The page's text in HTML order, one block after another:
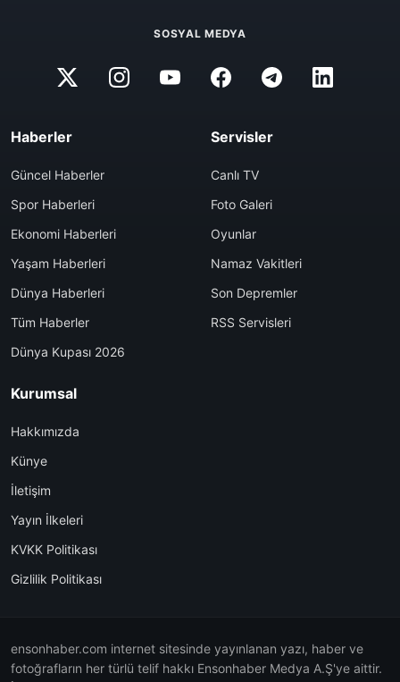
SOSYAL MEDYA
Haberler
Güncel Haberler
Spor Haberleri
Ekonomi Haberleri
Yaşam Haberleri
Dünya Haberleri
Tüm Haberler
Dünya Kupası 2026
Servisler
Canlı TV
Foto Galeri
Oyunlar
Namaz Vakitleri
Son Depremler
RSS Servisleri
Kurumsal
Hakkımızda
Künye
İletişim
Yayın İlkeleri
KVKK Politikası
Gizlilik Politikası
ensonhaber.com internet sitesinde yayınlanan yazı, haber ve
fotoğrafların her türlü telif hakkı Ensonhaber Medya A.Ş'ye aittir.